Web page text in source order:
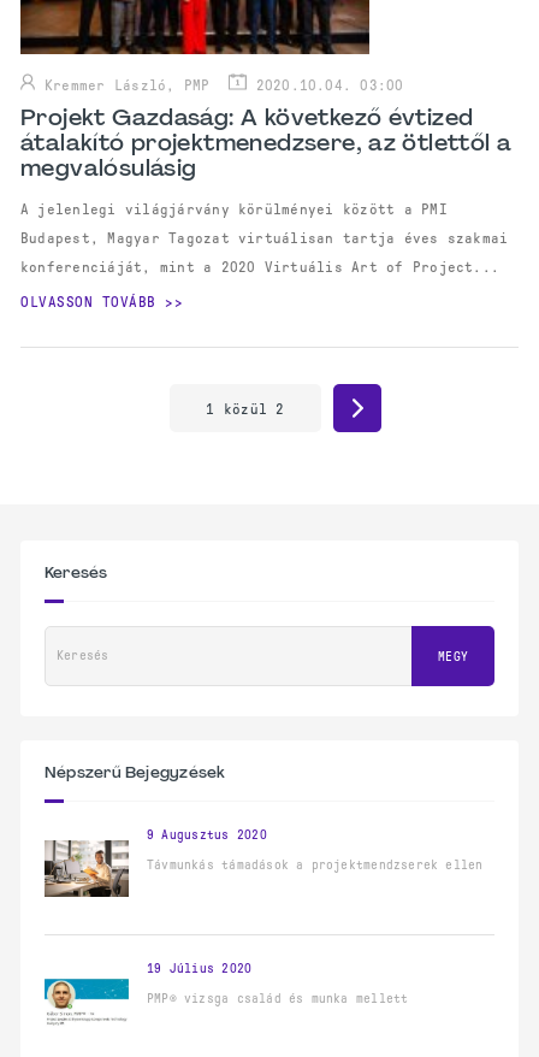
Kremmer László, PMP 2020.10.04. 03:00
Projekt Gazdaság: A következő évtized
átalakító projektmenedzsere, az ötlettől a
megvalósulásig
A jelenlegi világjárvány körülményei között a PMI
Budapest, Magyar Tagozat virtuálisan tartja éves szakmai
konferenciáját, mint a 2020 Virtuális Art of Project...
OLVASSON TOVÁBB
1 közül 2
Keresés
Keresés MEGY
Népszerű Bejegyzések
9 Augusztus 2020
Távmunkás támadások a projektmendzserek ellen
19 Július 2020
PMP® vizsga család és munka mellett